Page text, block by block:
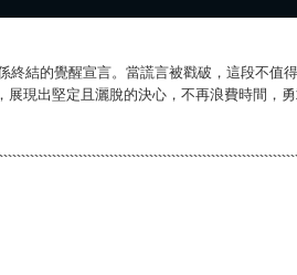
終結的覺醒宣言。當謊言被戳破，這段不值
現出堅定且灑脫的決心，不再浪費時間，